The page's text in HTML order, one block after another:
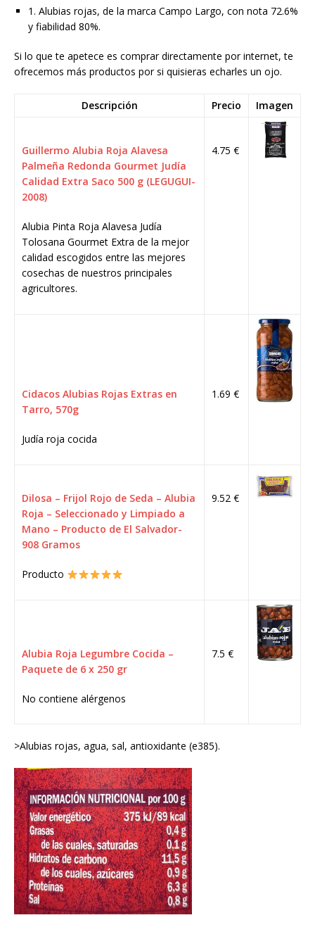
1. Alubias rojas, de la marca Campo Largo, con nota 72.6%
y fiabilidad 80%.
Si lo que te apetece es comprar directamente por internet, te
ofrecemos más productos por si quisieras echarles un ojo.
Descripción Precio Imagen
Guillermo Alubia Roja Alavesa
Palmeña Redonda Gourmet Judía
Calidad Extra Saco 500 g (LEGUGUI-
2008)
Alubia Pinta Roja Alavesa Judía
Tolosana Gourmet Extra de la mejor
calidad escogidos entre las mejores
cosechas de nuestros principales
agricultores.
4.75 €
Cidacos Alubias Rojas Extras en
Tarro, 570g
Judía roja cocida
1.69 €
Dilosa – Frijol Rojo de Seda – Alubia
Roja – Seleccionado y Limpiado a
Mano – Producto de El Salvador-
908 Gramos
Producto
9.52 €
Alubia Roja Legumbre Cocida –
Paquete de 6 x 250 gr
No contiene alérgenos
7.5 €
>Alubias rojas, agua, sal, antioxidante (e385).